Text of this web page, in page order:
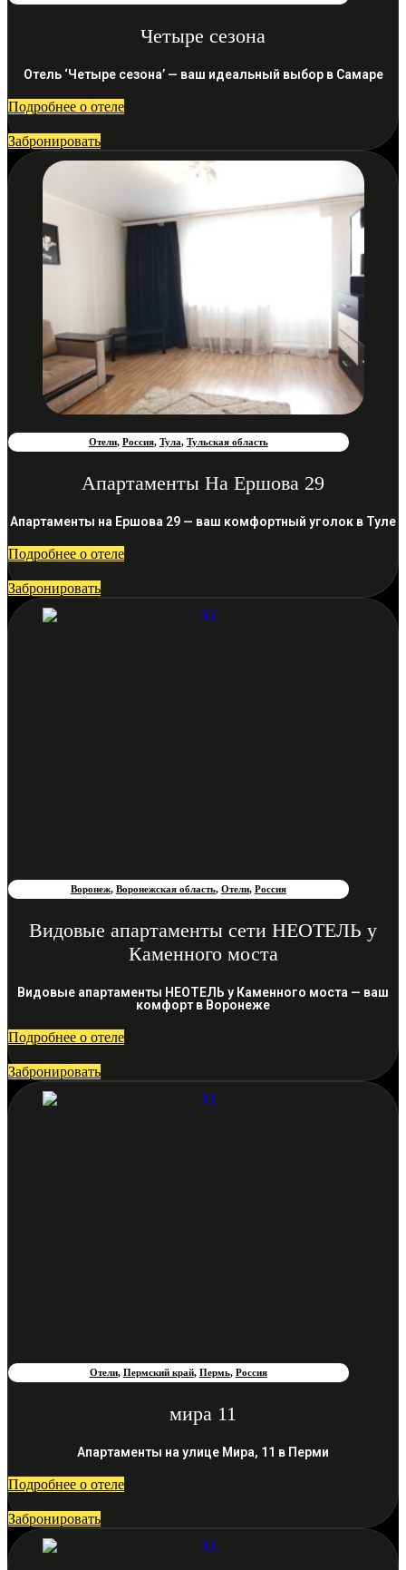
Четыре сезона
Отель ‘Четыре сезона’ — ваш идеальный выбор в Самаре
Подробнее о отеле
Забронировать
Отели, Россия, Тула, Тульская область
Апартаменты На Ершова 29
Апартаменты на Ершова 29 — ваш комфортный уголок в Туле
Подробнее о отеле
Забронировать
Воронеж, Воронежская область, Отели, Россия
Видовые апартаменты сети НЕОТЕЛЬ у
Каменного моста
Видовые апартаменты НЕОТЕЛЬ у Каменного моста — ваш
комфорт в Воронеже
Подробнее о отеле
Забронировать
Отели, Пермский край, Пермь, Россия
мира 11
Апартаменты на улице Мира, 11 в Перми
Подробнее о отеле
Забронировать